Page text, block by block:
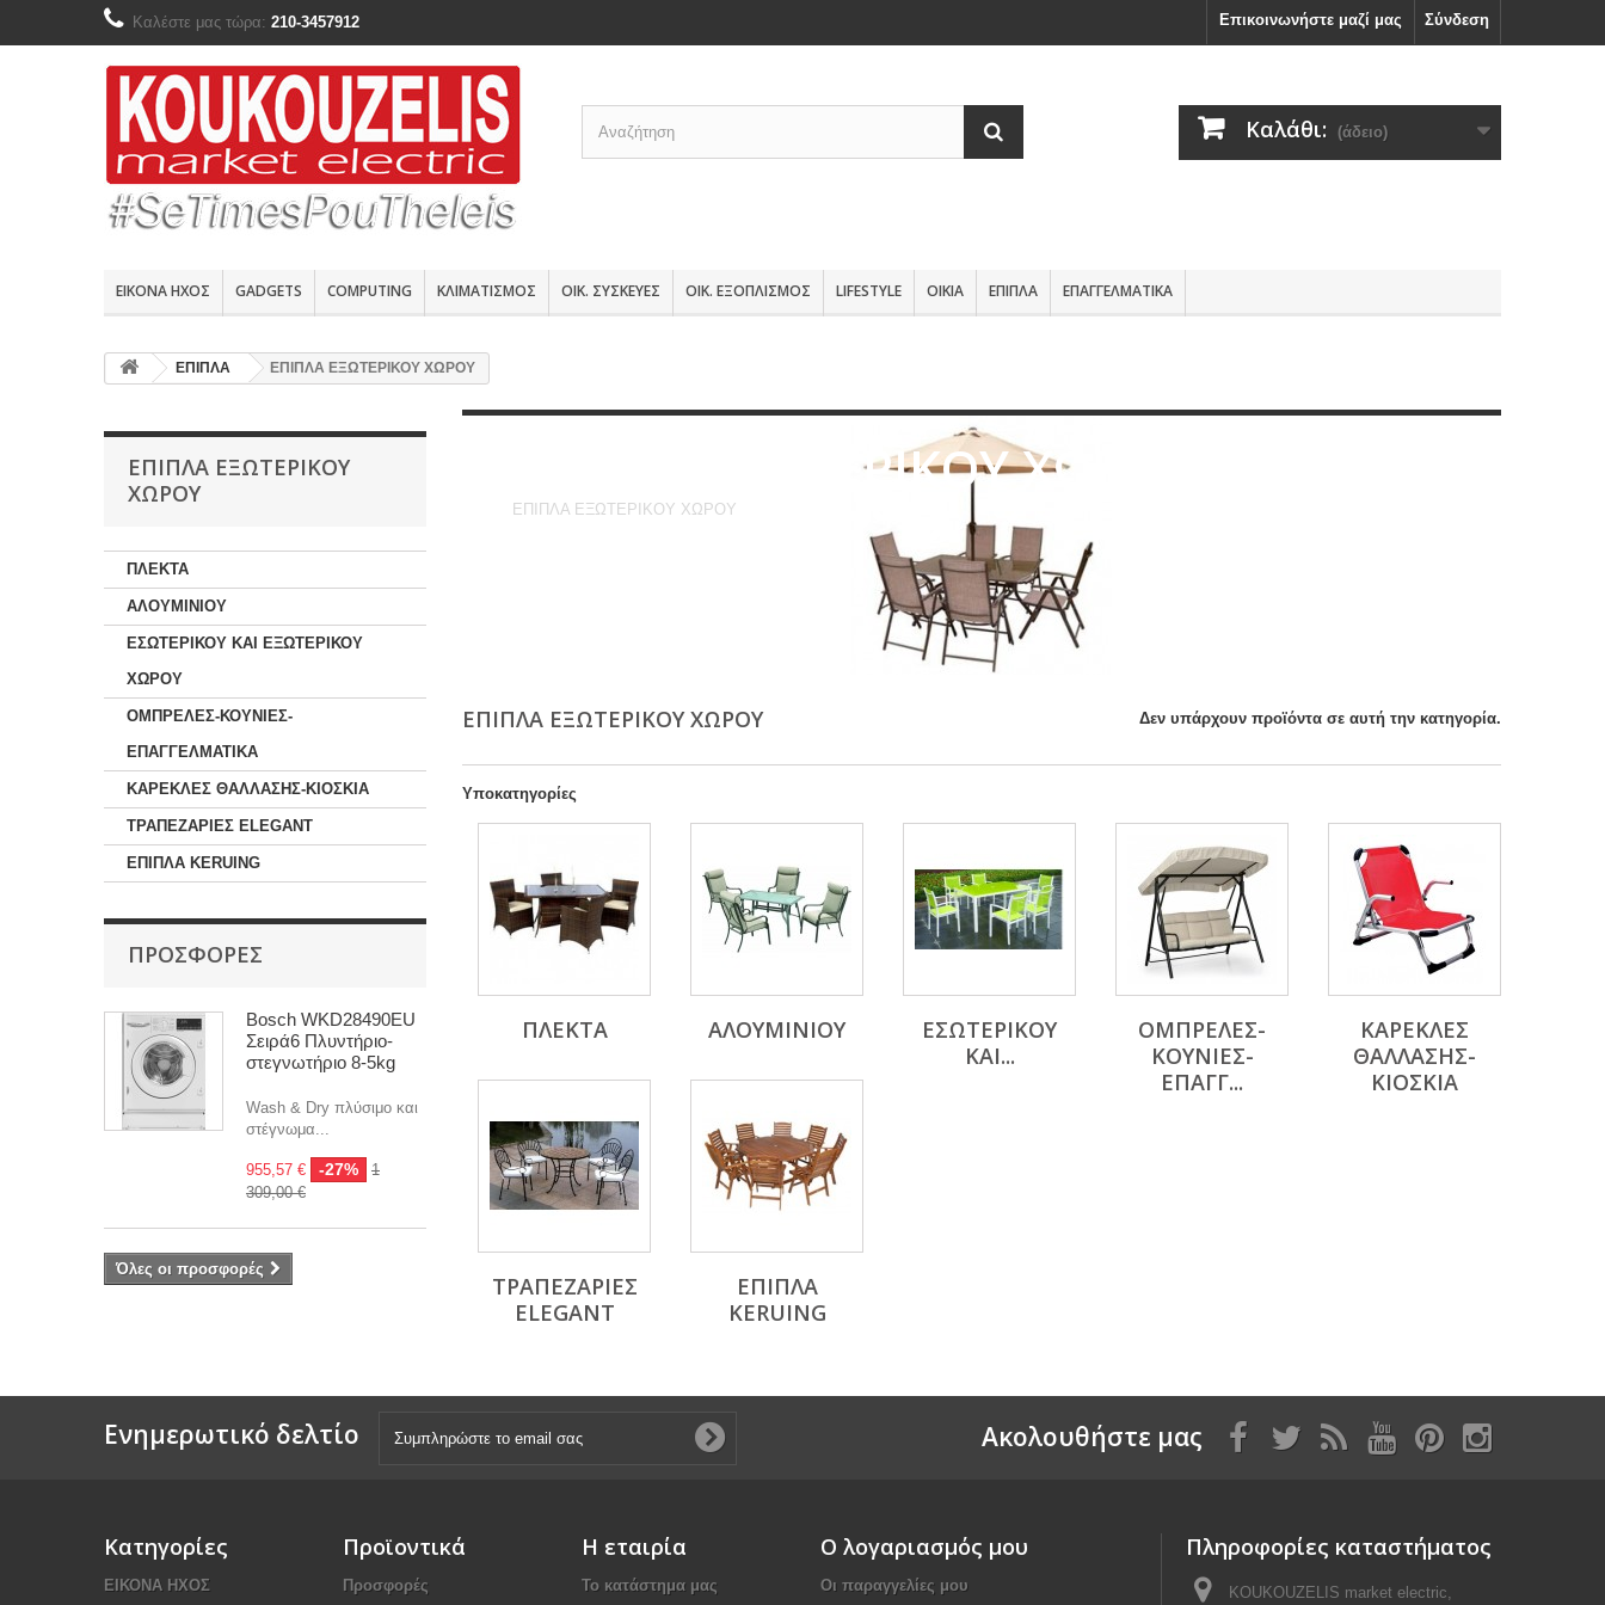
Σύνδεση
Επικοινωνήστε μαζί μας
Καλέστε μας τώρα: 210-3457912
Καλάθι: (άδειο)
ΕΙΚΟΝΑ ΗΧΟΣ GADGETS COMPUTING ΚΛΙΜΑΤΙΣΜΟΣ ΟΙΚ. ΣΥΣΚΕΥΕΣ ΟΙΚ. ΕΞΟΠΛΙΣΜΟΣ LIFESTYLE ΟΙΚΙΑ ΕΠΙΠΛΑ ΕΠΑΓΓΕΛΜΑΤΙΚΑ
ΕΠΙΠΛΑ ΕΠΙΠΛΑ ΕΞΩΤΕΡΙΚΟΥ ΧΩΡΟΥ
ΕΠΙΠΛΑ ΕΞΩΤΕΡΙΚΟΥ
ΧΩΡΟΥ
ΠΛΕΚΤΑ
ΑΛΟΥΜΙΝΙΟΥ
ΕΣΩΤΕΡΙΚΟΥ ΚΑΙ ΕΞΩΤΕΡΙΚΟΥ
ΧΩΡΟΥ
ΟΜΠΡΕΛΕΣ-ΚΟΥΝΙΕΣ-
ΕΠΑΓΓΕΛΜΑΤΙΚΑ
ΚΑΡΕΚΛΕΣ ΘΑΛΛΑΣΗΣ-ΚΙΟΣΚΙΑ
ΤΡΑΠΕΖΑΡΙΕΣ ELEGANT
ΕΠΙΠΛΑ KERUING
ΠΡΟΣΦΟΡΈΣ
Bosch WKD28490EU
Σειρά6 Πλυντήριο-
στεγνωτήριο 8-5kg
Wash & Dry πλύσιμο και
στέγνωμα...
955,57 € -27%
1
309,00 €
Όλες οι προσφορές
ΕΠΙΠΛΑ ΕΞΩΤΕΡΙΚΟΥ ΧΩΡΟΥ
ΕΠΙΠΛΑ ΕΞΩΤΕΡΙΚΟΥ ΧΩΡΟΥ
ΕΠΙΠΛΑ ΕΞΩΤΕΡΙΚΟΥ ΧΩΡΟΥ Δεν υπάρχουν προϊόντα σε αυτή την κατηγορία.
Υποκατηγορίες
ΠΛΕΚΤΑ ΑΛΟΥΜΙΝΙΟΥ
ΕΣΩΤΕΡΙΚΟΥ
ΚΑΙ...
ΟΜΠΡΕΛΕΣ-
ΚΟΥΝΙΕΣ-
ΕΠΑΓΓ...
ΚΑΡΕΚΛΕΣ
ΘΑΛΛΑΣΗΣ-
ΚΙΟΣΚΙΑ
ΤΡΑΠΕΖΑΡΙΕΣ
ELEGANT
ΕΠΙΠΛΑ
KERUING
Ενημερωτικό δελτίο Aκολουθήστε μας
Κατηγορίες
ΕΙΚΟΝΑ ΗΧΟΣ
Προϊοντικά
Προσφορές
Η εταιρία
Το κατάστημα μας
Ο λογαριασμός μου
Οι παραγγελίες μου
Πληροφορίες καταστήματος
KOUKOUZELIS market electric,